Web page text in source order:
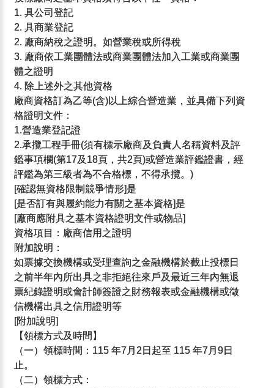
1. 具公司登記
2. 具商業登記
2. 廠商納稅之證明。如營業稅或所得稅
3. 廠商依工業團體法或商業團體法加入工業或商業團
體之證明
4. 除上述外之其他資格
廠商資格訂為乙等(含)以上綜合營造業，並具備下列資
格證明文件：
1.營造業登記證
2.承攬工程手冊(須有標示廠商及負責人名稱資料及評
鑑事項欄(第17及18頁，共2頁)或營造業評鑑證書，經
評鑑為第三級者為不合格標，不得承攬。)
[確認無資格限制競爭情形]是
[是否訂有與履約能力有關之基本資格]是
[廠商應附具之基本資格證明文件或物品]
資格項目：廠商信用之證明
附加說明：
如票據交換機構或受理查詢之金融機構於截止投標日
之前半年內所出具之非拒絕往來戶及最近三年內無退
票紀錄證明或會計師簽證之財務報表或金融機構或徵
信機構出具之信用證明等
[附加說明]
【領標方式及時間】
（一）領標時間：115 年7月2日起至 115 年7月9日
止。
（二）領標方式：